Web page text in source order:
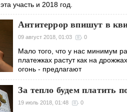
эта участь и 2018 год.
Антитеррор впишут в
09 август 2018, 01:03 0
Мало того, что у нас минимум
платежках растут как на
огонь - предлагают
За тепло будем платить
19 июль 2018, 01:48 0